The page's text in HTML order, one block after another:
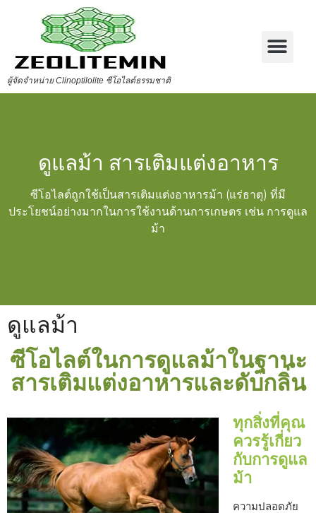
ผู้จัดจำหน่าย Clinoptilolite ซีโอไลต์ธรรมชาติ
ดูแลม้า สารเติมแต่งอาหาร
ซีโอไลต์ถูกใช้เป็นสารเติมแต่งอาหารม้า (แร่ธาตุ) ที่มี
ประโยชน์อย่างมากในการใช้งานด้านการเกษตร เช่น การดูแล
ม้า
ดูแลม้า
ซีโอไลต์ในการดูแลม้าในฐานะ
สารเติมแต่งอาหารและดับกลิ่น
ทุกสิ่งที่คุณ
ควรรู้เกี่ยว
กับการดูแล
ม้า
ความปลอดภัย